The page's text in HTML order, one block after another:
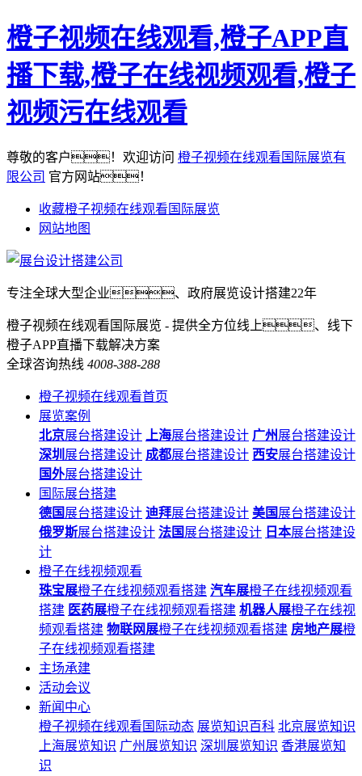
橙子视频在线观看,橙子APP直
播下载,橙子在线视频观看,橙子
视频污在线观看
尊敬的客户！欢迎访问 橙子视频在线观看国际展览有
限公司 官方网站！
收藏橙子视频在线观看国际展览
网站地图
专注全球大型企业、政府展览设计搭建22年
橙子视频在线观看国际展览 - 提供全方位线上、线下
橙子APP直播下载解决方案
全球咨询热线 4008-388-288
橙子视频在线观看首页
展览案例
北京展台搭建设计 上海展台搭建设计 广州展台搭建设计
深圳 展台搭建设计 成都展台搭建设计 西安展台搭建设计
国外展台搭建设计
国际展台搭建
德国 展台搭建设计 迪拜展台搭建设计 美国 展台搭建设计
俄罗斯展台搭建设计 法国 展台搭建设计 日本展台搭建设
计
橙子在线视频观看
珠宝展橙子在线视频观看搭建 汽车展橙子在线视频观看
搭建 医药展橙子在线视频观看搭建 机器人展橙子在线视
频观看搭建 物联网展橙子在线视频观看搭建 房地产展橙
子在线视频观看搭建
主场承建
活动会议
新闻中心
橙子视频在线观看国际动态 展览知识百科 北京展览知识
上海展览知识 广州展览知识 深圳展览知识 香港展览知
识